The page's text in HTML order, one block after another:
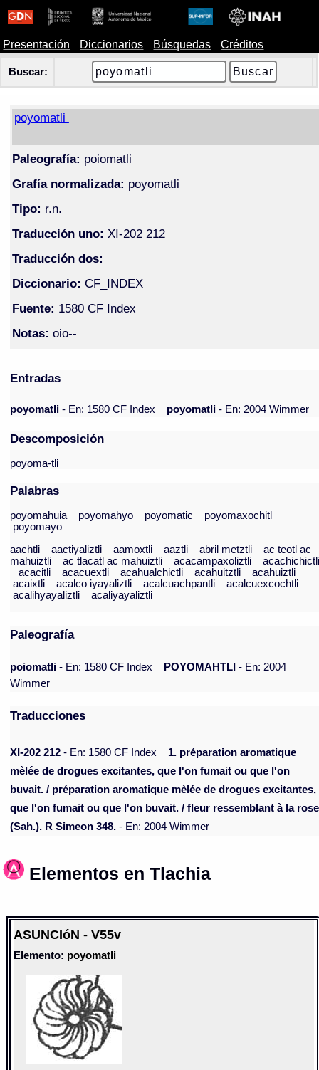
Presentación Diccionarios Búsquedas Créditos
Buscar:
poyomatli
Paleografía: poiomatli
Grafía normalizada: poyomatli
Tipo: r.n.
Traducción uno: XI-202 212
Traducción dos:
Diccionario: CF_INDEX
Fuente: 1580 CF Index
Notas: oio--
Entradas
poyomatli- En: 1580 CF Index poyomatli- En: 2004 Wimmer
Descomposición
poyoma-tli
Palabras
poyomahuia poyomahyo poyomatic
poyomaxochitl
poyomayo
aachtli
aactiyaliztli aamoxtli aaztli abril metztli
ac teotl ac
mahuiztli
ac tlacatl ac mahuiztli acacampaxoliztli
acacitli
acacuextli acahualchictli acahuitztli
acahuiztli
acaixtli
acalco iyayaliztli acalcuachpantli
acalcuexcochtli
acalihyayaliztli
acaliyayaliztli
Paleografía
poiomatli - En: 1580 CF Index POYOMAHTLI - En: 2004
Wimmer
Traducciones
XI-202 212 - En: 1580 CF Index
1. préparation aromatique
mèlée de drogues excitantes, que l'on fumait ou que l'on
buvait. / préparation aromatique mèlée de drogues excitantes,
que l'on fumait ou que l'on buvait. / fleur ressemblant à la rose
(Sah.). R Simeon 348. - En: 2004 Wimmer
Elementos en Tlachia
ASUNCIóN - V55v
Elemento: poyomatli